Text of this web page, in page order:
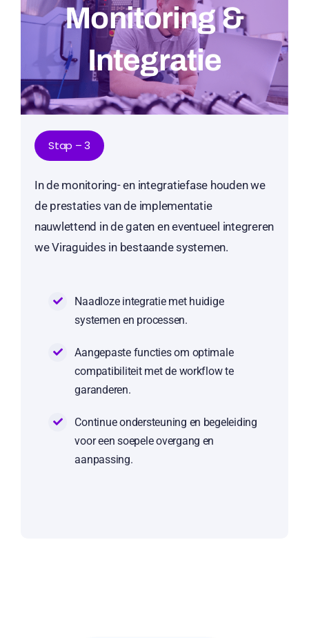
Monitoring &
Integratie
Stap – 3
In de monitoring- en integratiefase houden we
de prestaties van de implementatie
nauwlettend in de gaten en eventueel integreren
we Viraguides in bestaande systemen.
Naadloze integratie met huidige
systemen en processen.
Aangepaste functies om optimale
compatibiliteit met de workflow te
garanderen.
Continue ondersteuning en begeleiding
voor een soepele overgang en
aanpassing.